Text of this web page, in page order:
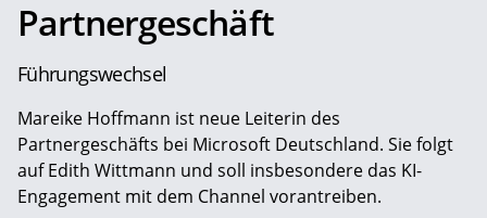
Partnergeschäft
Führungswechsel
Mareike Hoffmann ist neue Leiterin des
Partnergeschäfts bei Microsoft Deutschland. Sie folgt
auf Edith Wittmann und soll insbesondere das KI-
Engagement mit dem Channel vorantreiben.